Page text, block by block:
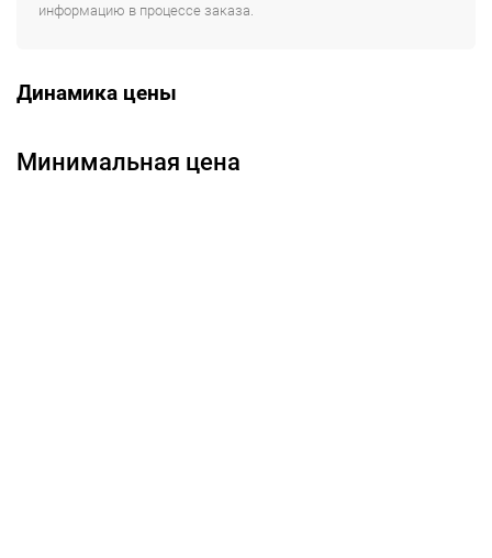
информацию в процессе заказа.
Динамика цены
Минимальная цена